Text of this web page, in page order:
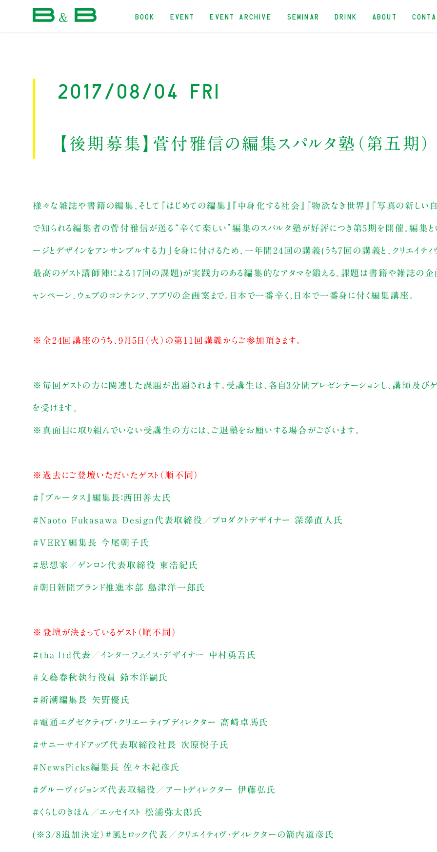
BOOK EVENT EVENT ARCHIVE SEMINAR DRINK ABOUT
2017/08/04 Fri
【後期募集】菅付雅信の編集スパルタ塾（第五期）
様々な雑誌や書籍の編集、そして『はじめての編集』『中身化する社会』『物欲なき世界』『写真の新しい
で知られる編集者の菅付雅信が送る“辛くて楽しい”編集のスパルタ塾が好評につき第5期を開催。編集とい
ージとデザインをアンサンブルする力」を身に付けるため、一年間24回の講義(うち7回の講義と、クリエイテ
最高のゲスト講師陣による17回の課題)が実践力のある編集的なアタマを鍛える。課題は書籍や雑誌の企
ャンペーン、ウェブのコンテンツ、アプリの企画案まで。日本で一番辛く、日本で一番身に付く編集講座。
※全24回講座のうち、9月5日（火）の第11回講義からご参加頂きます。
※毎回ゲストの方に関連した課題が出題されます。受講生は、各自3分間プレゼンテーションし、講師及び
を受けます。
※真面目に取り組んでいない受講生の方には、ご退塾をお願いする場合がございます。
※過去にご登壇いただいたゲスト（順不同）
#『ブルータス』編集長：西田善太氏
#Naoto Fukasawa Design代表取締役／プロダクトデザイナー 深澤直人氏
#VERY編集長 今尾朝子氏
#思想家／ゲンロン代表取締役 東浩紀氏
#朝日新聞ブランド推進本部 島津洋一郎氏
※登壇が決まっているゲスト（順不同）
#tha ltd代表／インターフェイス・デザイナー 中村勇吾氏
#文藝春秋執行役員 鈴木洋嗣氏
#新潮編集長 矢野優氏
#電通エグゼクティブ・クリエーティブディレクター 高崎卓馬氏
#サニーサイドアップ代表取締役社長 次原悦子氏
#NewsPicks編集長 佐々木紀彦氏
#グルーヴィジョンズ代表取締役／アートディレクター 伊藤弘氏
#くらしのきほん／エッセイスト 松浦弥太郎氏
(※3/8追加決定）#風とロック代表／クリエイティヴ・ディレクターの箭内道彦氏